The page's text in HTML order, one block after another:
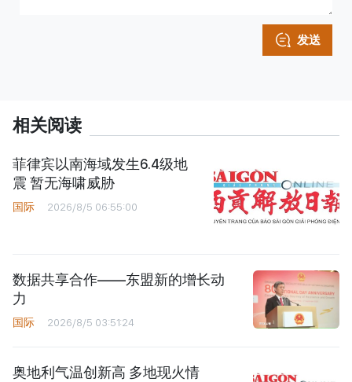
发送
相关阅读
菲律宾以南海域发生6.4级地
震 暂无海啸威胁
国际 2026/8/5 06:55:00
数据共享合作——东盟新的增长动
力
国际 2026/8/5 03:51:24
奥地利气温创新高 多地现火情